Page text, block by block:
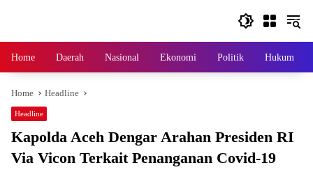
Home Daerah Nasional Ekonomi Politik Hukum
Home Headline
Headline
Kapolda Aceh Dengar Arahan Presiden RI
Via Vicon Terkait Penanganan Covid-19